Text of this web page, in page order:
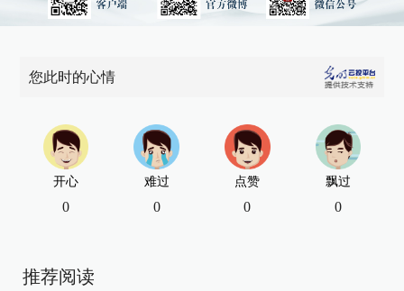
您此时的心情
开心
0
难过
0
点赞
0
飘过
0
推荐阅读